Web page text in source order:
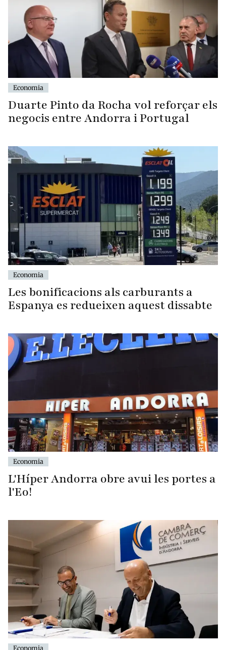
Economia
Duarte Pinto da Rocha vol reforçar els
negocis entre Andorra i Portugal
Economia
Les bonificacions als carburants a
Espanya es redueixen aquest dissabte
Economia
L'Híper Andorra obre avui les portes a
l'Eo!
Economia